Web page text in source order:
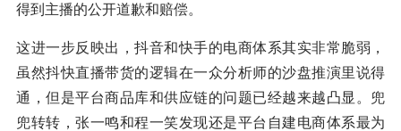
得到主播的公开道歉和赔偿。
这进一步反映出，抖音和快手的电商体系其实非常脆弱，
虽然抖快直播带货的逻辑在一众分析师的沙盘推演里说得
通，但是平台商品库和供应链的问题已经越来越凸显。兜
兜转转，张一鸣和程一笑发现还是平台自建电商体系最为